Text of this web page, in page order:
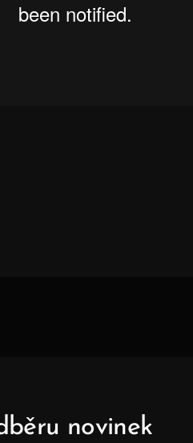
novinek